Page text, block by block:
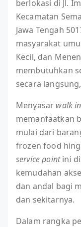
berlokasi di Jl.
Kecamatan
Jawa Tengah
masyarakat
Kecil, dan
membutuhkan
secara
Menyasar walk
memanfaatkan
mulai dari
frozen food
service pointini
kemudahan
dan andal bagi
dan sekitarnya.
Dalam rangka